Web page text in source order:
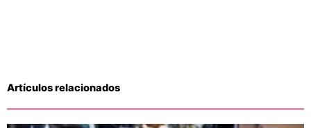
Artículos relacionados